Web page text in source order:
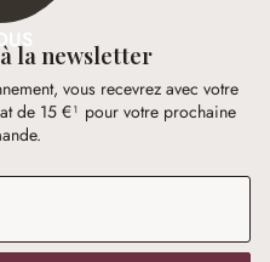
la newsletter
vous recevrez avec votre
de 15 €¹ pour votre prochaine